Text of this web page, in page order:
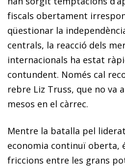
fiscals obertament
qüestionar la
centrals, la reacció dels
internacionals ha estat
contundent. Només cal
rebre Liz Truss, que no va
mesos en el càrrec.
Mentre la batalla pel
economia continuï oberta,
friccions entre les grans